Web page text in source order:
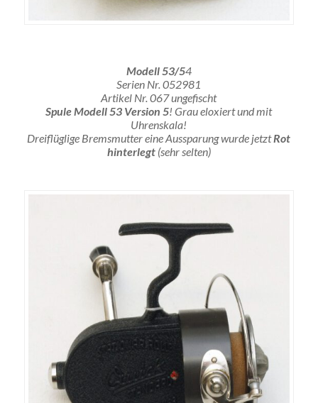
Modell 53/54
Serien Nr. 052981
Artikel Nr. 067 ungefischt
Spule Modell 53 Version 5! Grau eloxiert und mit
Uhrenskala!
Dreiflüglige Bremsmutter eine Aussparung wurde jetztRot
hinterlegt(sehr selten)